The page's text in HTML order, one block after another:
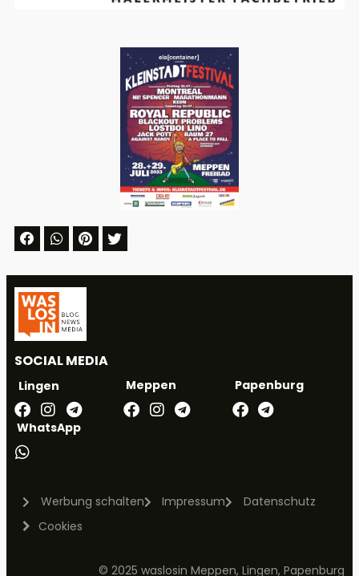
SOCIAL MEDIA
Lingen Meppen Papenburg
WhatsApp
Werbung schalten Impressum
Datenschutz
Cookies
© 2025 waslosin Meppen, Lingen, Papenburg